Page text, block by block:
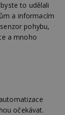
to udělali
a informacím
pohybu,
a mnoho
očekávat.